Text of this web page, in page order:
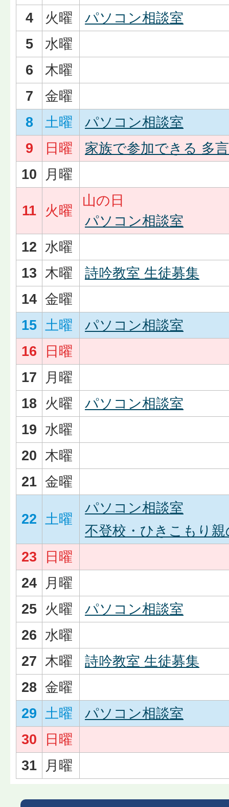
4
火曜
パソコン相談室
5
水曜
6
木曜
7
金曜
8
土曜
パソコン相談室
9
日曜
家族で参加できる 多
10
月曜
11 火曜
山の日
パソコン相談室
12 水曜
13 木曜
詩吟教室 生徒募集
14 金曜
15
土曜
パソコン相談室
16
日曜
17
月曜
18 火曜
パソコン相談室
19 水曜
20 木曜
21 金曜
22 土曜
パソコン相談室
不登校・ひきこもり
23
日曜
24
月曜
25 火曜
パソコン相談室
26 水曜
27 木曜
詩吟教室 生徒募集
28 金曜
29
土曜
パソコン相談室
30
日曜
31
月曜